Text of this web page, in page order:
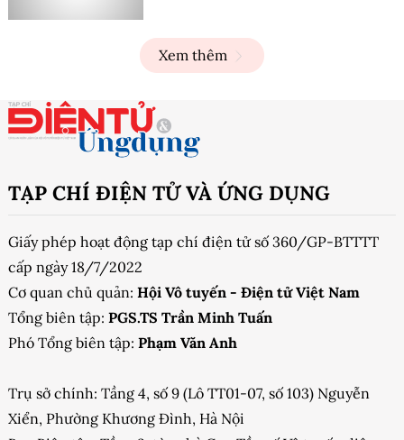
Xem thêm
TẠP CHÍ ĐIỆN TỬ VÀ ỨNG DỤNG
Giấy phép hoạt động tạp chí điện tử số 360/GP-BTTTT
cấp ngày 18/7/2022
Cơ quan chủ quản: Hội Vô tuyến - Điện tử Việt Nam
Tổng biên tập: PGS.TS Trần Minh Tuấn
Phó Tổng biên tập: Phạm Văn Anh
Trụ sở chính: Tầng 4, số 9 (Lô TT01-07, số 103) Nguyễn
Xiển, Phường Khương Đình, Hà Nội